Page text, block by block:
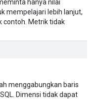
hanya nilai
mempelajari lebih lanjut,
contoh. Metrik tidak
menggabungkan baris
Dimensi tidak dapat